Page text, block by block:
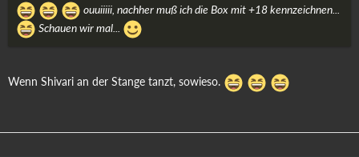
ouuiiiii, nachher muß ich die Box mit +18 kennzeichnen...
Schauen wir mal...
Wenn Shivari an der Stange tanzt, sowieso.